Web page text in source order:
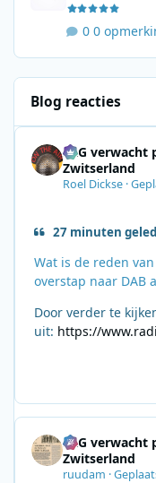
0
Blog reacties
SRG
Zwitserland
Roel Dickse ·
27 minuten
Wat is de reden
overstap naar DAB
Door verder te
uit: https://
SRG
Zwitserland
ruudam ·